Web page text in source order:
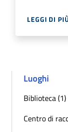
LEGGI DI
Luoghi
Biblioteca (1)
Centro di